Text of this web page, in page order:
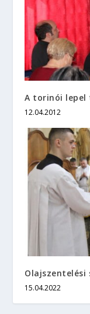
A torinói
12.04.2012
Olajszentelési
15.04.2022